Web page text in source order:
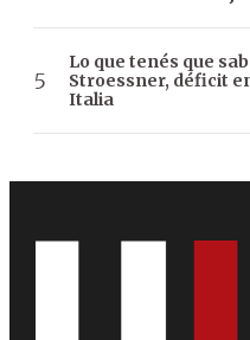
Lo que tenés que
Stroessner, déficit
Italia